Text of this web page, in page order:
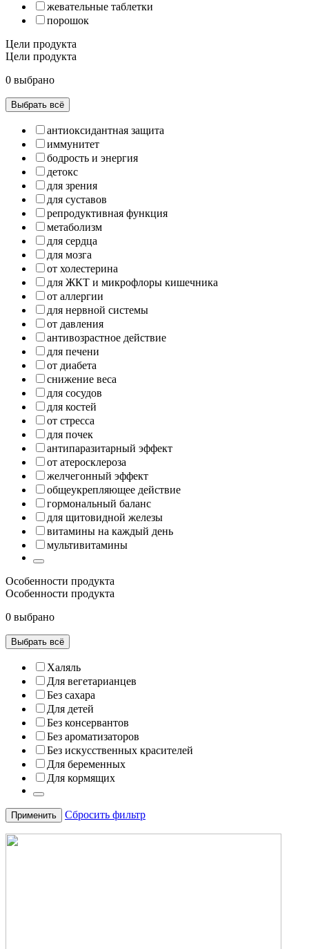
жевательные таблетки
порошок
Цели продукта
Цели продукта
0 выбрано
Выбрать всё
антиоксидантная защита
иммунитет
бодрость и энергия
детокс
для зрения
для суставов
репродуктивная функция
метаболизм
для сердца
для мозга
от холестерина
для ЖКТ и микрофлоры кишечника
от аллергии
для нервной системы
от давления
антивозрастное действие
для печени
от диабета
снижение веса
для сосудов
для костей
от стресса
для почек
антипаразитарный эффект
от атеросклероза
желчегонный эффект
общеукрепляющее действие
гормональный баланс
для щитовидной железы
витамины на каждый день
мультивитамины
Особенности продукта
Особенности продукта
0 выбрано
Выбрать всё
Халяль
Для вегетарианцев
Без сахара
Для детей
Без консервантов
Без ароматизаторов
Без искусственных красителей
Для беременных
Для кормящих
Применить Сбросить фильтр